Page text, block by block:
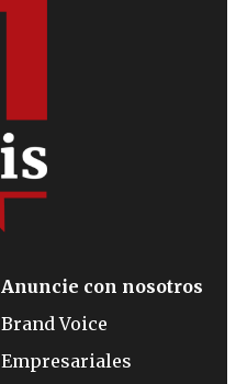
Anuncie con nosotros
Brand Voice
Empresariales